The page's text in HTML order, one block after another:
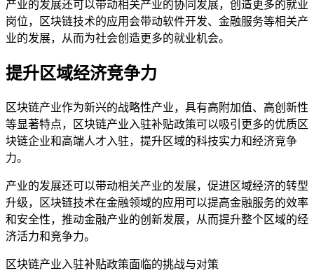
产业的发展还可以带动相关产业的协同发展，创造更多的就业
岗位，区块链技术的应用会带动软件开发、金融服务等相关产
业的发展，从而为社会创造更多的就业机会。
提升区域经济竞争力
区块链产业作为新兴的战略性产业，具有高附加值、高创新性
等显著特点，区块链产业入驻补贴政策可以吸引更多的优质区
块链企业和高端人才入驻，提升区域的科技实力和经济竞争
力。
产业的发展还可以带动相关产业的发展，促进区域经济的转型
升级，区块链技术在金融领域的应用可以提高金融服务的效率
和安全性，推动金融产业的创新发展，从而提升整个区域的经
济活力和竞争力。
区块链产业入驻补贴政策面临的挑战与对策